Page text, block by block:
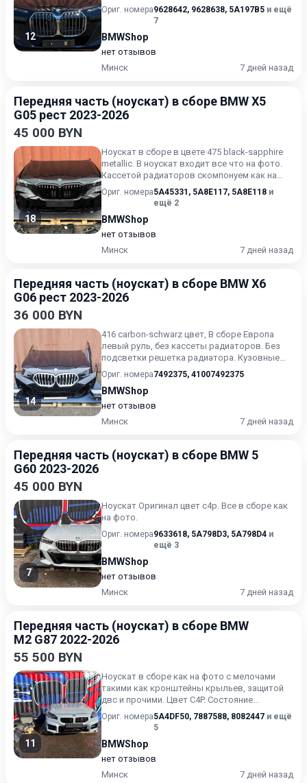
12
Ориг. номера9628642, 9628638, 5A197B5 и ещё
7
BMWShop
нет отзывов
Минск
7 дней назад
Передняя часть (ноускат) в сборе BMW X5
G05 рест 2023-2026
45 000 BYN
18
Ноускат в сборе в цвете 475 black-sapphire
metallic. В ноускат входит все что на фото.
Кассетой радиаторов скомпонуем как на
дизель так и на...
Ориг. номера5A45331 , 5A8E117, 5A8E118 и
ещё 2
BMWShop
нет отзывов
Минск
7 дней назад
Передняя часть (ноускат) в сборе BMW X6
G06 рест 2023-2026
36 000 BYN
14
416 carbon-schwarz цвет, В сборе Европа
левый руль, без кассеты радиаторов. Без
подсветки решетка радиатора. Кузовные
детали под покраску.
Ориг. номера7492375, 41007492375
BMWShop
нет отзывов
Минск
7 дней назад
Передняя часть (ноускат) в сборе BMW 5
G60 2023-2026
45 000 BYN
7
Ноускат Оригинал цвет c4p. Все в сборе как
на фото.
Ориг. номера9633618, 5A798D3, 5A798D4 и
ещё 3
BMWShop
нет отзывов
Минск
7 дней назад
Передняя часть (ноускат) в сборе BMW
M2 G87 2022-2026
55 500 BYN
11
Ноускат в сборе как на фото с мелочами
такими как кронштейны крыльев, защитой
двс и прочими. Цвет C4P. Состояние
отличное, оригинал! Кузовны...
Ориг. номера5A4DF50, 7887588, 8082447 и ещё
5
BMWShop
нет отзывов
Минск
7 дней назад